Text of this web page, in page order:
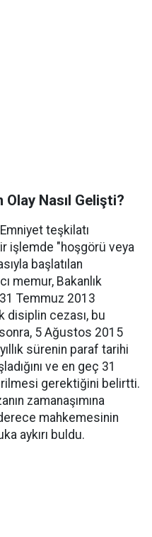
Nasıl Gelişti?
teşkilatı
işlemde "hoşgörü veya
başlatılan
memur, Bakanlık
Temmuz 2013
disiplin cezası, bu
5 Ağustos 2015
sürenin paraf tarihi
ve en geç 31
gerektiğini belirtti.
zamanaşımına
mahkemesinin
aykırı buldu.